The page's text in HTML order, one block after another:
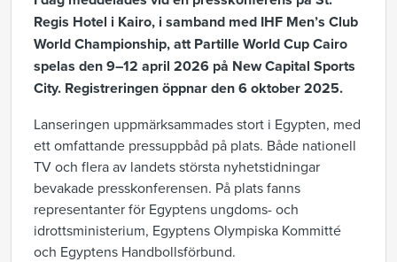
Regis Hotel i Kairo, i samband med IHF Men’s Club
World Championship, att Partille World Cup Cairo
spelas den 9–12 april 2026 på New Capital Sports
City. Registreringen öppnar den 6 oktober 2025.
Lanseringen uppmärksammades stort i Egypten, med
ett omfattande pressuppbåd på plats. Både nationell
TV och flera av landets största nyhetstidningar
bevakade presskonferensen. På plats fanns
representanter för Egyptens ungdoms- och
idrottsministerium, Egyptens Olympiska Kommitté
och Egyptens Handbollsförbund.